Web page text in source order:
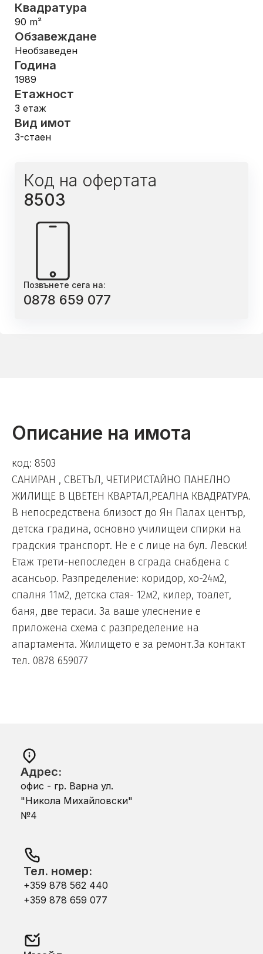
Квадратура
90 m²
Обзавеждане
Необзаведен
Година
1989
Етажност
3 етаж
Вид имот
3-стаен
Код на офертата
8503
Позвънете сега на:
0878 659 077
Описание на имота
код: 8503
САНИРАН , СВЕТЪЛ, ЧЕТИРИСТАЙНО ПАНЕЛНО
ЖИЛИЩЕ В ЦВЕТЕН КВАРТАЛ,РЕАЛНА КВАДРАТУРА.
В непосредствена близост до Ян Палах център,
детска градина, основно училищеи спирки на
градския транспорт. Не е с лице на бул. Левски!
Етаж трети-непоследен в сграда снабдена с
асансьор. Разпределение: коридор, хо-24м2,
спалня 11м2, детска стая- 12м2, килер, тоалет,
баня, две тераси. За ваше улеснение е
приложена схема с разпределение на
апартамента. Жилището е за ремонт.За контакт
тел. 0878 659077
Адрес:
офис - гр. Варна ул.
"Никола Михайловски"
№4
Тел. номер:
+359 878 562 440
+359 878 659 077